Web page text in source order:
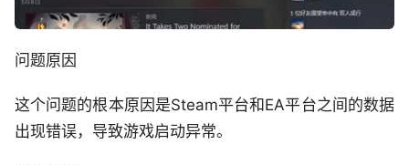
问题原因
这个问题的根本原因是Steam平台和EA平台之间的数据
出现错误，导致游戏启动异常。